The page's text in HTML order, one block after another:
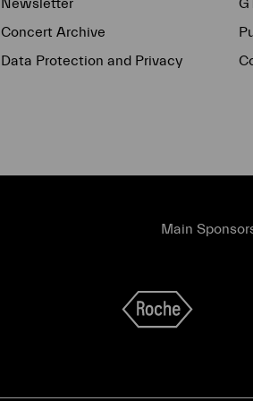
Newsletter
Concert Archive
Data Protection and Privacy
Main